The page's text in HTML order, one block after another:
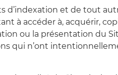
d’indexation et de tout
à accéder à, acquérir,
ou la présentation du
qui n’ont